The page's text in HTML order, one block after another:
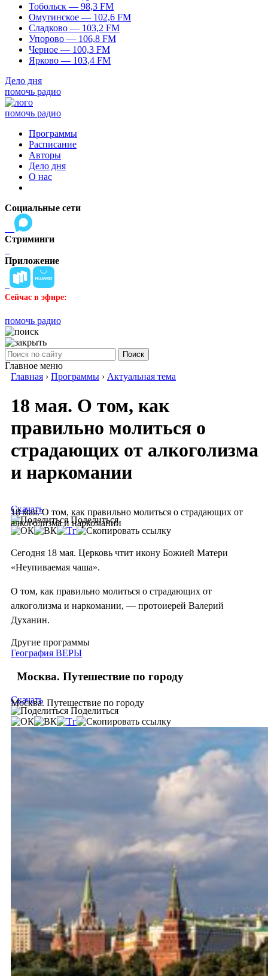
Тобольск — 98,3 FM
Омутинское — 102,6 FM
Сладково — 103,2 FM
Упорово — 106,8 FM
Черное — 100,3 FM
Ярково — 103,4 FM
Дело дня
помочь радио
помочь радио
Программы
Расписание
Авторы
Дело дня
О нас
Социальные сети
Стриминги
Приложение
Сейчас в эфире:
помочь радио
Поиск
Главное меню
Главная › Программы › Актуальная тема
18 мая. О том, как
правильно молиться о
страдающих от алкоголизма
и наркомании
18 мая. О том, как правильно молиться о страдающих от
алкоголизма и наркомании
Скачать
Поделиться
Сегодня 18 мая. Церковь чтит икону Божией Матери
«Неупиваемая чаша».
О том, как правильно молиться о страдающих от
алкоголизма и наркомании, — протоиерей Валерий
Духанин.
Другие программы
География ВЕРЫ
Москва. Путешествие по городу
Москва. Путешествие по городу
Скачать
Поделиться